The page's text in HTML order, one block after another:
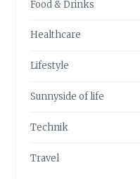
Food & Drinks
Healthcare
Lifestyle
Sunnyside of life
Technik
Travel